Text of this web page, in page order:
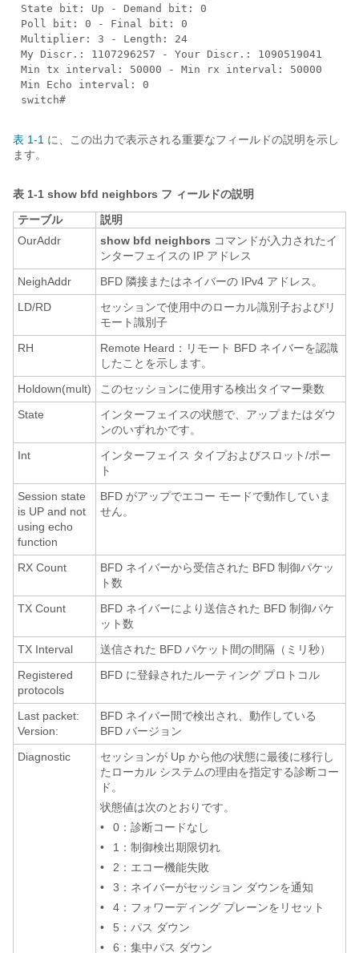
State bit: Up - Demand bit: 0
Poll bit: 0 - Final bit: 0
Multiplier: 3 - Length: 24
My Discr.: 1107296257 - Your Discr.: 1090519041
Min tx interval: 50000 - Min rx interval: 50000
Min Echo interval: 0
switch#
表 1-1 に、この出力で表示される重要なフィールドの説明を示し
ます。
表 1-1 show bfd neighbors フ ィールドの説明
テーブル
説明
OurAddr
show bfd neighbors コマンドが入力されたイ
ンターフェイスの IP アドレス
NeighAddr
BFD 隣接またはネイバーの IPv4 アドレス。
LD/RD
セッションで使用中のローカル識別子およびリ
モート識別子
RH
Remote Heard：リモート BFD ネイバーを認識
したことを示します。
Holdown(mult)
このセッションに使用する検出タイマー乗数
State
インターフェイスの状態で、アップまたはダウ
ンのいずれかです。
Int
インターフェイス タイプおよびスロット/ポー
ト
Session state
is UP and not
using echo
function
BFD がアップでエコー モードで動作していま
せん。
RX Count
BFD ネイバーから受信された BFD 制御パケッ
ト数
TX Count
BFD ネイバーにより送信された BFD 制御パケ
ット数
TX Interval
送信された BFD パケット間の間隔（ミリ秒）
Registered
protocols
BFD に登録されたルーティング プロトコル
Last packet:
Version:
BFD ネイバー間で検出され、動作している
BFD バージョン
Diagnostic
セッションが Up から他の状態に最後に移行し
たローカル システムの理由を指定する診断コー
ド。
状態値は次のとおりです。
•
0：診断コードなし
•
1：制御検出期限切れ
•
2：エコー機能失敗
•
3：ネイバーがセッション ダウンを通知
•
4：フォワーディング プレーンをリセット
•
5：パス ダウン
•
6：集中パス ダウン